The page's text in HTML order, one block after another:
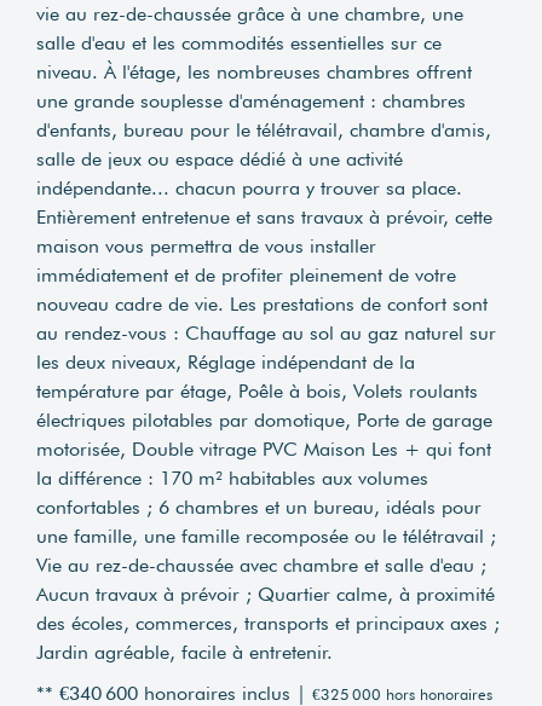
vie au rez-de-chaussée grâce à une chambre, une
salle d'eau et les commodités essentielles sur ce
niveau. À l'étage, les nombreuses chambres offrent
une grande souplesse d'aménagement : chambres
d'enfants, bureau pour le télétravail, chambre d'amis,
salle de jeux ou espace dédié à une activité
indépendante... chacun pourra y trouver sa place.
Entièrement entretenue et sans travaux à prévoir, cette
maison vous permettra de vous installer
immédiatement et de profiter pleinement de votre
nouveau cadre de vie. Les prestations de confort sont
au rendez-vous : Chauffage au sol au gaz naturel sur
les deux niveaux, Réglage indépendant de la
température par étage, Poêle à bois, Volets roulants
électriques pilotables par domotique, Porte de garage
motorisée, Double vitrage PVC Maison Les + qui font
la différence : 170 m² habitables aux volumes
confortables ; 6 chambres et un bureau, idéals pour
une famille, une famille recomposée ou le télétravail ;
Vie au rez-de-chaussée avec chambre et salle d'eau ;
Aucun travaux à prévoir ; Quartier calme, à proximité
des écoles, commerces, transports et principaux axes ;
Jardin agréable, facile à entretenir.
** €340 600 honoraires inclus | €325 000 hors honoraires